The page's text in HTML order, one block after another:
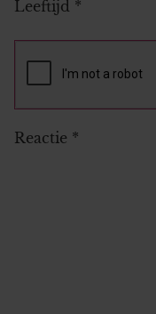
Leeftijd *
Reactie *